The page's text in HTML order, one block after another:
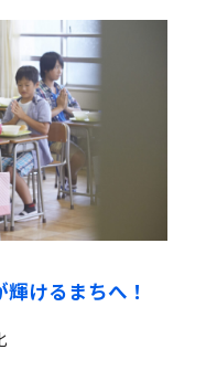
けるまちへ！